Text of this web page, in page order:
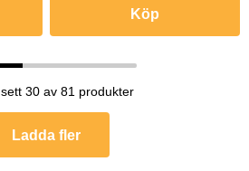
Köp
30 av 81 produkter
Ladda fler